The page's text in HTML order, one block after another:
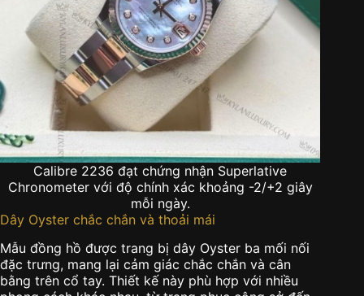
Calibre 2236 đạt chứng nhận Superlative
Chronometer với độ chính xác khoảng -2/+2 giây
mỗi ngày.
Dây Oyster chắc chắn và thoải mái
Mẫu đồng hồ được trang bị dây Oyster ba mối nối
đặc trưng, mang lại cảm giác chắc chắn và cân
bằng trên cổ tay. Thiết kế này phù hợp với nhiều